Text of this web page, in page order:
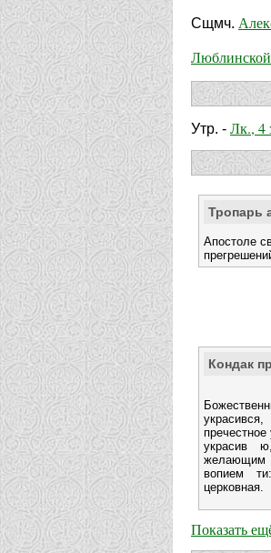
Сщмч.
Люблинской
Утр. - Лк., 4
Тропарь
Апостоле
Кондак
украсив
желающим
вопием
церковная.
Показать